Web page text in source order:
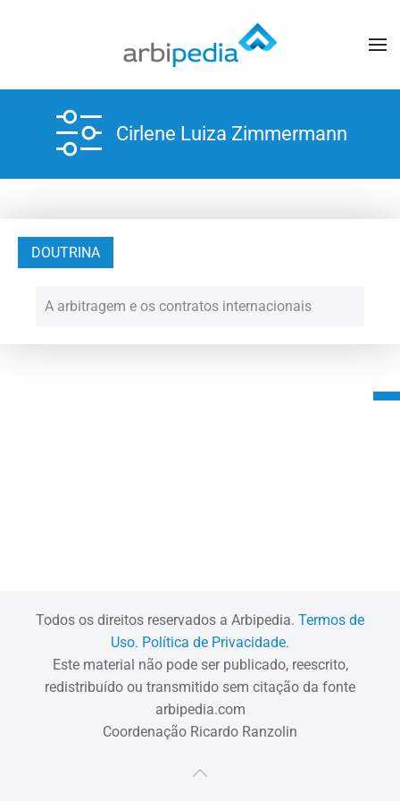
Cirlene Luiza Zimmermann
DOUTRINA
A arbitragem e os contratos internacionais
Todos os direitos reservados a Arbipedia. Termos de
Uso. Política de Privacidade.
Este material não pode ser publicado, reescrito,
redistribuído ou transmitido sem citação da fonte
arbipedia.com
Coordenação Ricardo Ranzolin